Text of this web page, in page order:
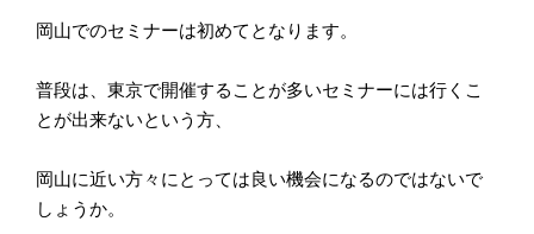
岡山でのセミナーは初めてとなります。
普段は、東京で開催することが多いセミナーには行くこ
とが出来ないという方、
岡山に近い方々にとっては良い機会になるのではないで
しょうか。